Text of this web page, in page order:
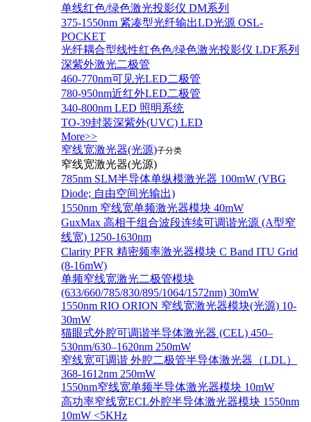
单线红色/绿色激光投影仪 DM系列
375-1550nm 紧凑型光纤输出LD光源 OSL-
POCKET
光纤耦合型线性红色色/绿色激光投影仪 LDF系列
深紫外激光二极管
460-770nm可见光LED二极管
780-950nm近红外LED二极管
340-800nm LED 照明系统
TO-39封装深紫外(UVC) LED
More>>
窄线宽激光器(光源)子分类
窄线宽激光器(光源)
785nm SLM半导体单纵模激光器 100mW (VBG
Diode; 自由空间光输出)
1550nm 窄线宽单频激光器模块 40mW
GuxMax 高相干组合波段连续可调谐光源 (A型窄
线宽) 1250-1630nm
Clarity PFR 精密频率激光器模块 C Band ITU Grid
(8-16mW)
单频窄线宽激光二极管模块
(633/660/785/830/895/1064/1572nm) 30mW
1550nm RIO ORION 窄线宽激光器模块(光源) 10-
30mW
猫眼式外腔可调谐半导体激光器 (CEL) 450–
530nm/630–1620nm 250mW
窄线宽可调谐 外腔二极管半导体激光器（LDL）
368-1612nm 250mW
1550nm窄线宽单频半导体激光器模块 10mW
高功率窄线宽ECL外腔半导体激光器模块 1550nm
10mW <5KHz